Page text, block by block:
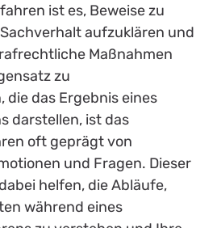
ist es, Beweise zu
aufzuklären und
Maßnahmen
zu
die das Ergebnis eines
darstellen, ist das
oft geprägt von
und Fragen. Dieser
helfen, die Abläufe,
während eines